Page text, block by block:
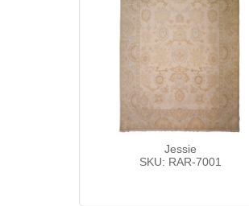
Jessie
SKU: RAR-7001